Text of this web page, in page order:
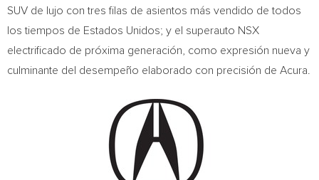
SUV de lujo con tres filas de asientos más vendido de todos
los tiempos de Estados Unidos; y el superauto NSX
electrificado de próxima generación, como expresión nueva y
culminante del desempeño elaborado con precisión de Acura.